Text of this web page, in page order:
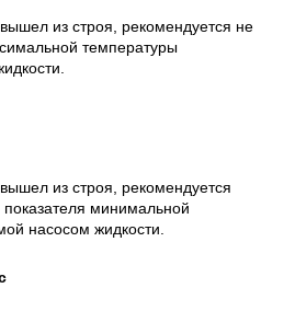
из строя, рекомендуется не
температуры
из строя, рекомендуется
показателя минимальной
насосом жидкости.